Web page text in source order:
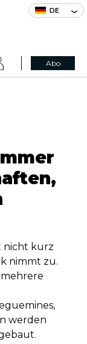
DE
Abo
nicht kurz
nimmt zu.
werden